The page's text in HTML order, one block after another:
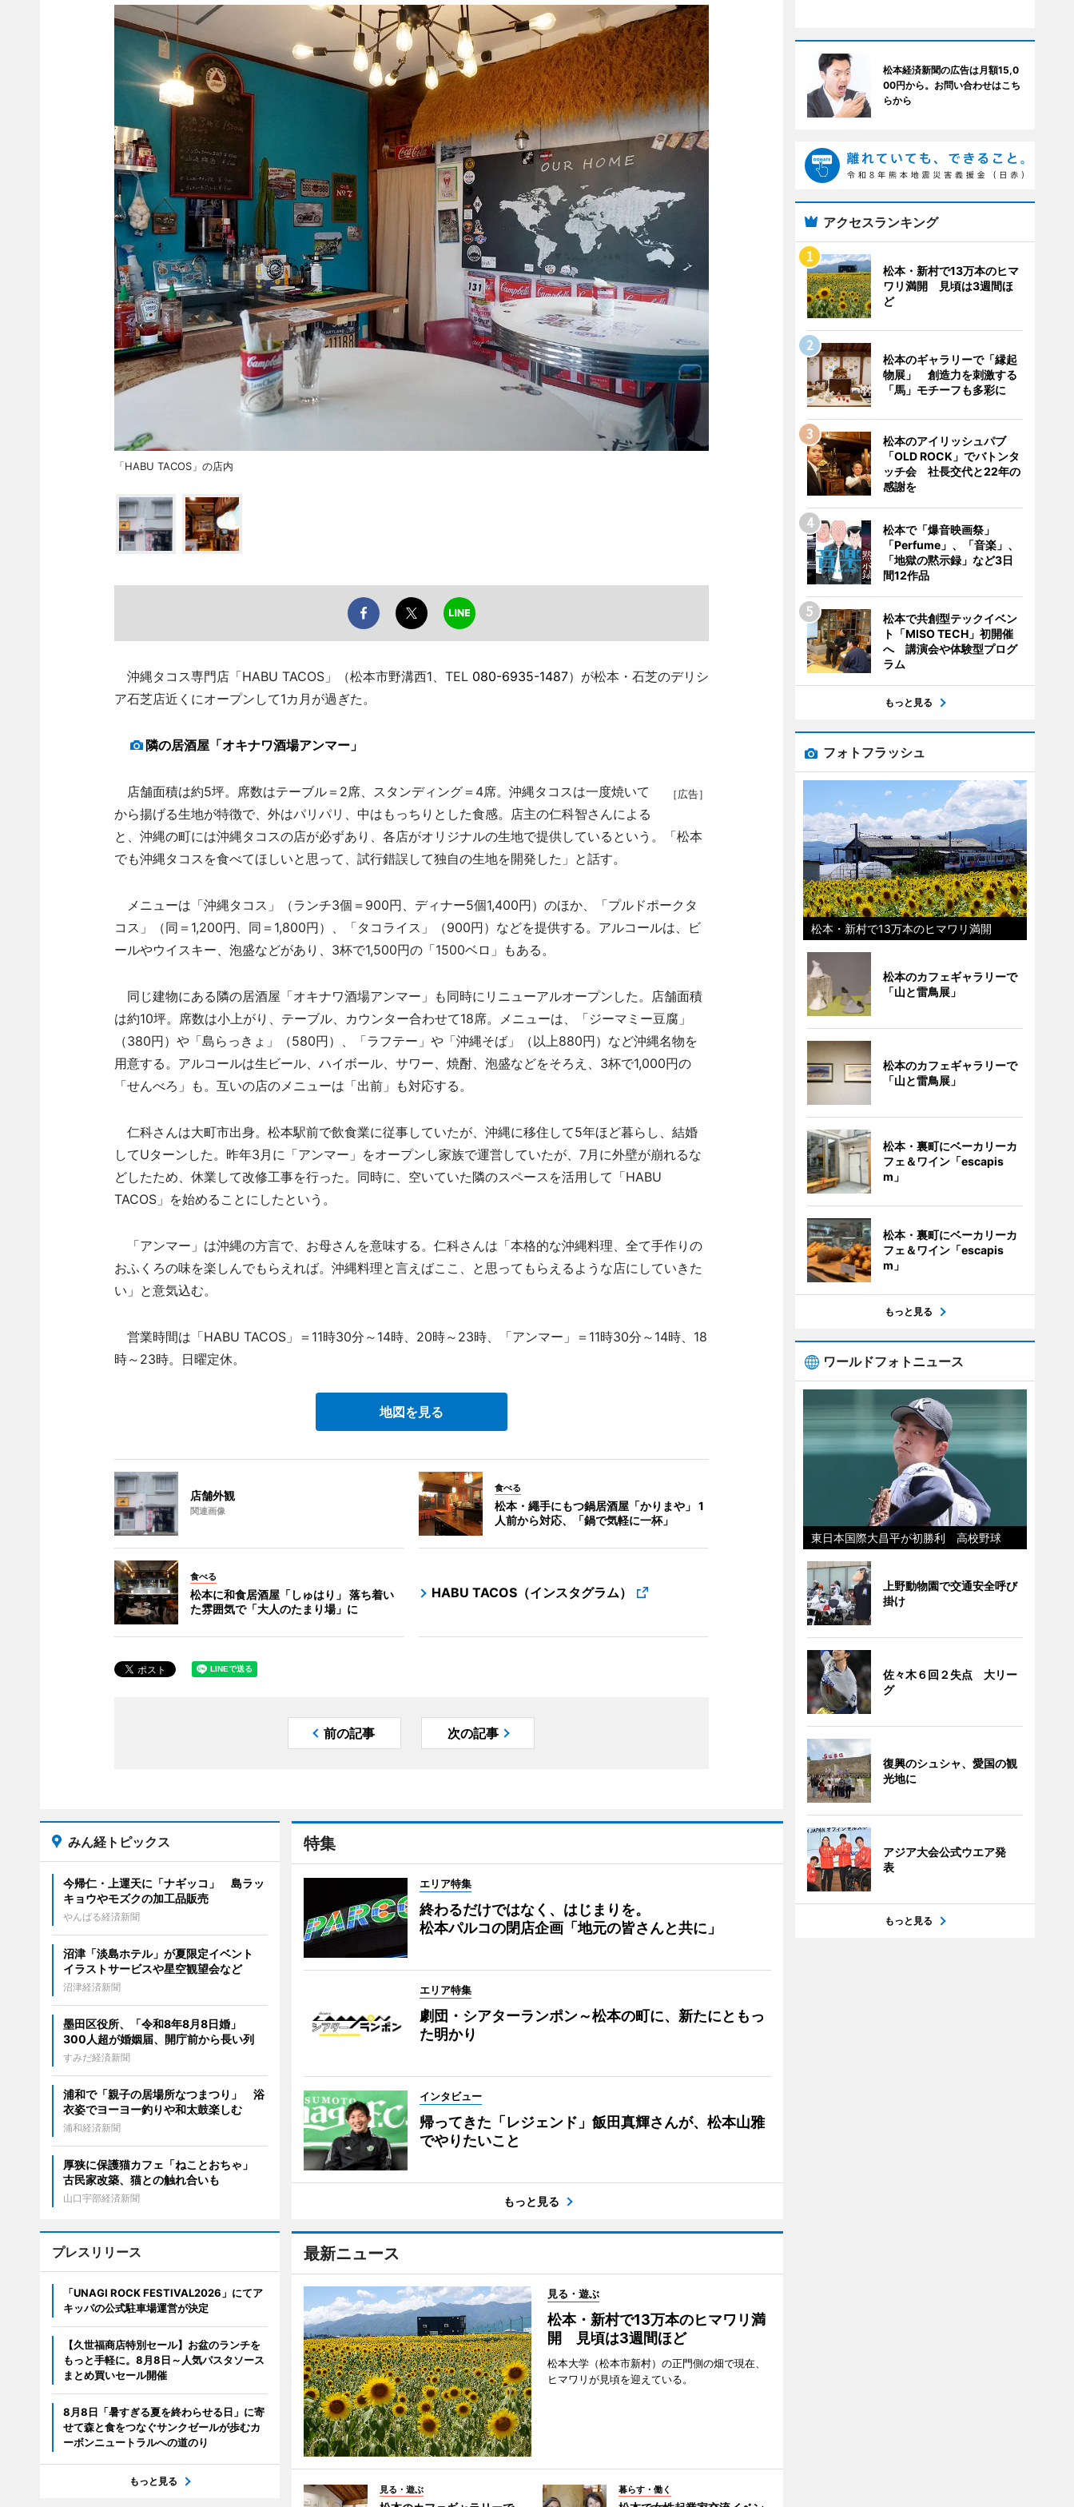
「HABU TACOS」の店内
沖縄タコス専門店「HABU TACOS」（松本市野溝西1、TEL 080-6935-1487）が松本・石芝のデリシ
ア石芝店近くにオープンして1カ月が過ぎた。
隣の居酒屋「オキナワ酒場アンマー」
［広告］
店舗面積は約5坪。席数はテーブル＝2席、スタンディング＝4席。沖縄タコスは一度焼いて
から揚げる生地が特徴で、外はパリパリ、中はもっちりとした食感。店主の仁科智さんによる
と、沖縄の町には沖縄タコスの店が必ずあり、各店がオリジナルの生地で提供しているという。「松本
でも沖縄タコスを食べてほしいと思って、試行錯誤して独自の生地を開発した」と話す。
メニューは「沖縄タコス」（ランチ3個＝900円、ディナー5個1,400円）のほか、「プルドポークタ
コス」（同＝1,200円、同＝1,800円）、「タコライス」（900円）などを提供する。アルコールは、ビ
ールやウイスキー、泡盛などがあり、3杯で1,500円の「1500ベロ」もある。
同じ建物にある隣の居酒屋「オキナワ酒場アンマー」も同時にリニューアルオープンした。店舗面積
は約10坪。席数は小上がり、テーブル、カウンター合わせて18席。メニューは、「ジーマミー豆腐」
（380円）や「島らっきょ」（580円）、「ラフテー」や「沖縄そば」（以上880円）など沖縄名物を
用意する。アルコールは生ビール、ハイボール、サワー、焼酎、泡盛などをそろえ、3杯で1,000円の
「せんべろ」も。互いの店のメニューは「出前」も対応する。
仁科さんは大町市出身。松本駅前で飲食業に従事していたが、沖縄に移住して5年ほど暮らし、結婚
してUターンした。昨年3月に「アンマー」をオープンし家族で運営していたが、7月に外壁が崩れるな
どしたため、休業して改修工事を行った。同時に、空いていた隣のスペースを活用して「HABU
TACOS」を始めることにしたという。
「アンマー」は沖縄の方言で、お母さんを意味する。仁科さんは「本格的な沖縄料理、全て手作りの
おふくろの味を楽しんでもらえれば。沖縄料理と言えばここ、と思ってもらえるような店にしていきた
い」と意気込む。
営業時間は「HABU TACOS」＝11時30分～14時、20時～23時、「アンマー」＝11時30分～14時、18
時～23時。日曜定休。
地図を見る
店舗外観
関連画像
食べる
松本・繩手にもつ鍋居酒屋「かりまや」 1
人前から対応、「鍋で気軽に一杯」
食べる
松本に和食居酒屋「しゅはり」 落ち着い
た雰囲気で「大人のたまり場」に
HABU TACOS（インスタグラム）
前の記事 次の記事
特集
エリア特集
終わるだけではなく、はじまりを。
松本パルコの閉店企画「地元の皆さんと共に」
エリア特集
劇団・シアターランポン～松本の町に、新たにともっ
た明かり
インタビュー
帰ってきた「レジェンド」飯田真輝さんが、松本山雅
でやりたいこと
もっと見る
最新ニュース
見る・遊ぶ
松本・新村で13万本のヒマワリ満
開 見頃は3週間ほど
松本大学（松本市新村）の正門側の畑で現在、
ヒマワリが見頃を迎えている。
見る・遊ぶ 暮らす・働く
みん経トピックス
今帰仁・上運天に「ナギッコ」 島ラッ
キョウやモズクの加工品販売
やんばる経済新聞
沼津「淡島ホテル」が夏限定イベント
イラストサービスや星空観望会など
沼津経済新聞
墨田区役所、「令和8年8月8日婚」
300人超が婚姻届、開庁前から長い列
すみだ経済新聞
浦和で「親子の居場所なつまつり」 浴
衣姿でヨーヨー釣りや和太鼓楽しむ
浦和経済新聞
厚狭に保護猫カフェ「ねことおちゃ」
古民家改築、猫との触れ合いも
山口宇部経済新聞
プレスリリース
「UNAGI ROCK FESTIVAL2026」にてア
キッパの公式駐車場運営が決定
【久世福商店特別セール】お盆のランチを
もっと手軽に。8月8日～人気パスタソース
まとめ買いセール開催
8月8日「暑すぎる夏を終わらせる日」に寄
せて森と食をつなぐサンクゼールが歩むカ
ーボンニュートラルへの道のり
もっと見る
松本経済新聞の広告は月額15,0
00円から。お問い合わせはこち
らから
アクセスランキング
松本・新村で13万本のヒマ
ワリ満開 見頃は3週間ほ
ど
松本のギャラリーで「縁起
物展」 創造力を刺激する
「馬」モチーフも多彩に
松本のアイリッシュパブ
「OLD ROCK」でバトンタ
ッチ会 社長交代と22年の
感謝を
松本で「爆音映画祭」
「Perfume」、「音楽」、
「地獄の黙示録」など3日
間12作品
松本で共創型テックイベン
ト「MISO TECH」初開催
へ 講演会や体験型プログ
ラム
もっと見る
フォトフラッシュ
松本・新村で13万本のヒマワリ満開
松本のカフェギャラリーで
「山と雷鳥展」
松本のカフェギャラリーで
「山と雷鳥展」
松本・裏町にベーカリーカ
フェ＆ワイン「escapis
m」
松本・裏町にベーカリーカ
フェ＆ワイン「escapis
m」
もっと見る
ワールドフォトニュース
東日本国際大昌平が初勝利 高校野球
上野動物園で交通安全呼び
掛け
佐々木６回２失点 大リー
グ
復興のシュシャ、愛国の観
光地に
アジア大会公式ウエア発
表
もっと見る